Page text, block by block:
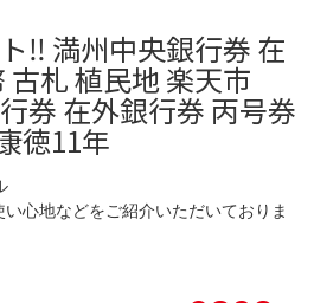
‼️ 満州中央銀行券 在
札 植民地 楽天市
券 在外銀行券 丙号券
徳11年
心地などをご紹介いただいておりま